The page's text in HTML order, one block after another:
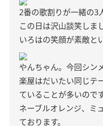
2番の歌割りが一緒の3
この日は沢山談笑しま
いろはの笑顔が素敵と
やんちゃん。今回シン
楽屋はだいたい同じテ
ていることが多いのです
ネーブルオレンジ、ミ
ております。